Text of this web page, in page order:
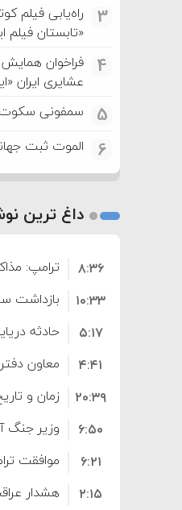
3
راه‌یابی فیلم
«تابستان فیلم
4
فراخوان همایش
عشایری ایران
5 سمفونی سکوت
6 الموت ثبت
داغ ترین
ترامپ:
۸:۳۶
بازداشت
۱۰:۳۳
حادثه
۵:۱۷
معاون
است
۴:۴۱
زمان و
۲۰:۳۹
وزیر جنگ
۶:۵۰
موافقت
۶:۲۱
هشدار
۲:۱۵